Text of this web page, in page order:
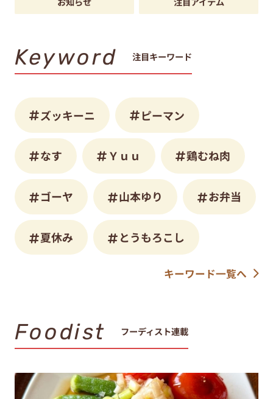
Keyword 注目キーワード
ズッキーニ ピーマン
なす Ｙｕｕ 鶏むね肉
ゴーヤ 山本ゆり お弁当
夏休み とうもろこし
キーワード一覧へ
Foodist フーディスト連載